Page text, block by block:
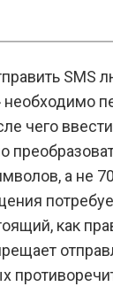
SMS
необходимо
чего
а не
как